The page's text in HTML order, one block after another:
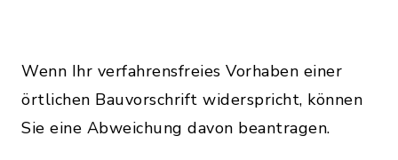
Wenn Ihr verfahrensfreies Vorhaben einer
örtlichen Bauvorschrift widerspricht, können
Sie eine Abweichung davon beantragen.